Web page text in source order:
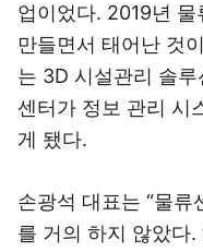
업이었다. 2019년
만들면서 태어난 것
는 3D 시설관리 솔
센터가 정보 관리 시
게 됐다.
손광석 대표는 “물
를 거의 하지 않았다